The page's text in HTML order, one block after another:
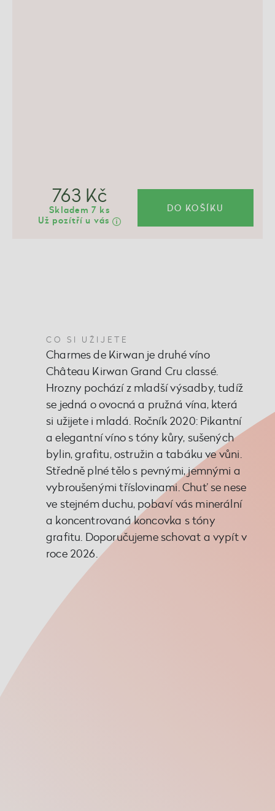
763 Kč
Skladem 7 ks
Už pozítří u vás
DO KOŠÍKU
CO SI UŽIJETE
Charmes de Kirwan je druhé víno
Château Kirwan Grand Cru classé.
Hrozny pochází z mladší výsadby, tudíž
se jedná o ovocná a pružná vína, která
si užijete i mladá. Ročník 2020: Pikantní
a elegantní víno s tóny kůry, sušených
bylin, grafitu, ostružin a tabáku ve vůni.
Středně plné tělo s pevnými, jemnými a
vybroušenými tříslovinami. Chuť se nese
ve stejném duchu, pobaví vás minerální
a koncentrovaná koncovka s tóny
grafitu. Doporučujeme schovat a vypít v
roce 2026.